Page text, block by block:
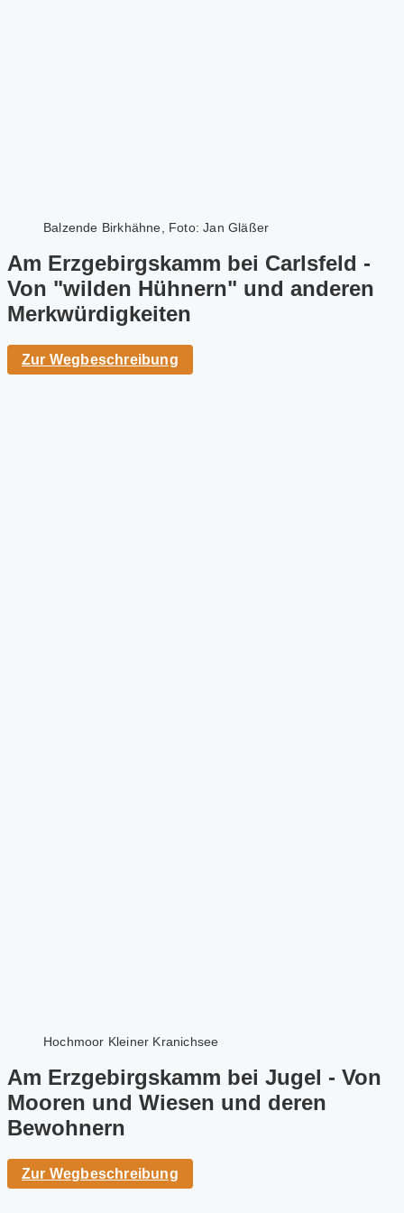
Balzende Birkhähne, Foto: Jan Gläßer
Am Erzgebirgskamm bei Carlsfeld -
Von "wilden Hühnern" und anderen
Merkwürdigkeiten
Zur Wegbeschreibung
Hochmoor Kleiner Kranichsee
Am Erzgebirgskamm bei Jugel - Von
Mooren und Wiesen und deren
Bewohnern
Zur Wegbeschreibung